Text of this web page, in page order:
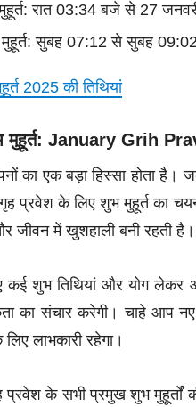
मुहूर्त: रात 03:34 बजे से 27
मुहूर्त: सुबह 07:12 से सुबह
2025 की तिथियां
मुहूर्त: January Grih
का एक बड़ा हिस्सा होता
प्रवेश के लिए शुभ मुहूर्त का
जीवन में खुशहाली बनी रहती है।
कई शुभ तिथियां और योग
संचार करेगी। चाहे आप नए
लाभकारी रहेगा।
के सभी प्रमुख शुभ मुहूर्तों